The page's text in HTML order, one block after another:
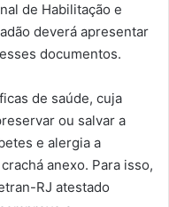
de Habilitação e
deverá apresentar
documentos.
de saúde, cuja
ou salvar a
e alergia a
anexo. Para isso,
RJ atestado